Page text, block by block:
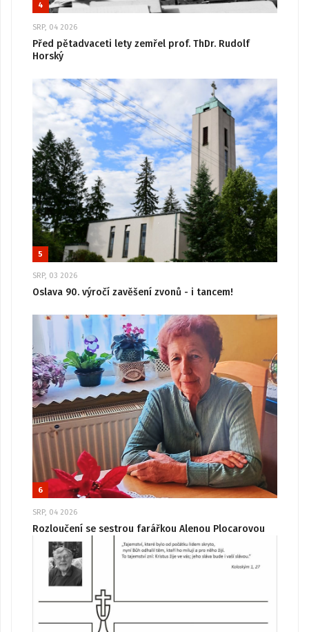
4
SRP, 04 2026
Před pětadvaceti lety zemřel prof. ThDr. Rudolf
Horský
5
SRP, 03 2026
Oslava 90. výročí zavěšení zvonů - i tancem!
6
SRP, 04 2026
Rozloučení se sestrou farářkou Alenou Plocarovou